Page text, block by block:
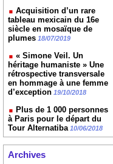
Acquisition d’un rare
tableau mexicain du 16e
siècle en mosaïque de
plumes 18/07/2019
« Simone Veil. Un
héritage humaniste » Une
rétrospective transversale
en hommage à une femme
d’exception 19/10/2018
Plus de 1 000 personnes
à Paris pour le départ du
Tour Alternatiba 10/06/2018
Archives